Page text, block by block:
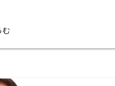
む